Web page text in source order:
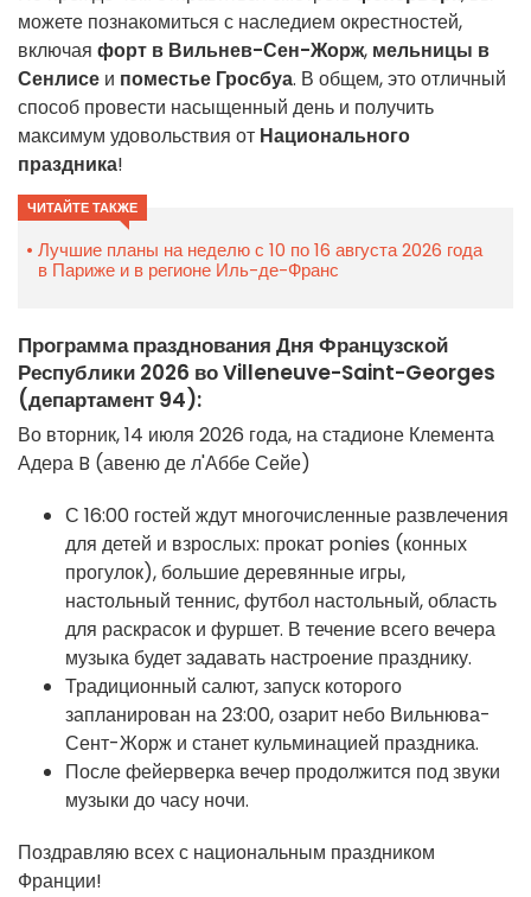
можете познакомиться с наследием окрестностей,
включая форт в Вильнев-Сен-Жорж, мельницы в
Сенлисе и поместье Гросбуа. В общем, это отличный
способ провести насыщенный день и получить
максимум удовольствия от Национального
праздника!
ЧИТАЙТЕ ТАКЖЕ
Лучшие планы на неделю с 10 по 16 августа 2026 года
в Париже и в регионе Иль-де-Франс
Программа празднования Дня Французской
Республики 2026 во Villeneuve-Saint-Georges
(департамент 94):
Во вторник, 14 июля 2026 года, на стадионе Клемента
Адера B (авеню де л'Аббе Сейе)
С 16:00 гостей ждут многочисленные развлечения
для детей и взрослых: прокат ponies (конных
прогулок), большие деревянные игры,
настольный теннис, футбол настольный, область
для раскрасок и фуршет. В течение всего вечера
музыка будет задавать настроение празднику.
Традиционный салют, запуск которого
запланирован на 23:00, озарит небо Вильнюва-
Сент-Жорж и станет кульминацией праздника.
После фейерверка вечер продолжится под звуки
музыки до часу ночи.
Поздравляю всех с национальным праздником
Франции!